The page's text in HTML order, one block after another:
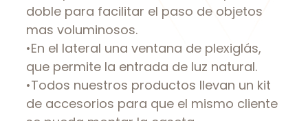
doble para facilitar el paso de objetos
mas voluminosos.
•En el lateral una ventana de plexiglás,
que permite la entrada de luz natural.
•Todos nuestros productos llevan un kit
de accesorios para que el mismo cliente